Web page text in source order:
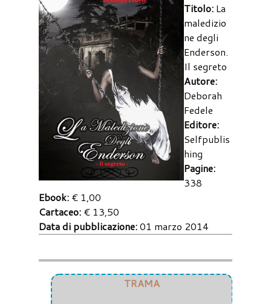
Titolo: La
maledizio
ne degli
Enderson.
Il segreto
Autore:
Deborah
Fedele
Editore:
Selfpublis
hing
Pagine:
338
Ebook: € 1,00
Cartaceo: € 13,50
Data di pubblicazione:01 marzo 2014
TRAMA